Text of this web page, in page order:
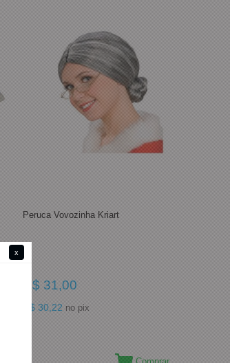
Peruca Vovozinha Kriart
R$ 31,00
R$ 30,22 no pix